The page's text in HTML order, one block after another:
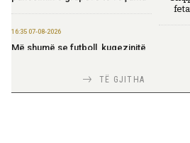
16:35 07-08-2026
Më shumë se futboll, kuqezinjtë
14:10 07-08-2026
TË GJITHA